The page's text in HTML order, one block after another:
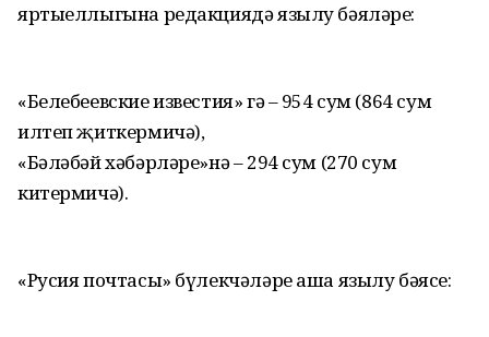
яртыеллыгына редакциядә язылу бәяләре:
«Белебеевские известия» гә – 954 сум (864 сум
илтеп җиткермичә),
«Бәләбәй хәбәрләре»нә – 294 сум (270 сум
китермичә).
«Русия почтасы» бүлекчәләре аша язылу бәясе: